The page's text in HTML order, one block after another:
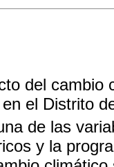
del cambio
el Distrito
de las
y la